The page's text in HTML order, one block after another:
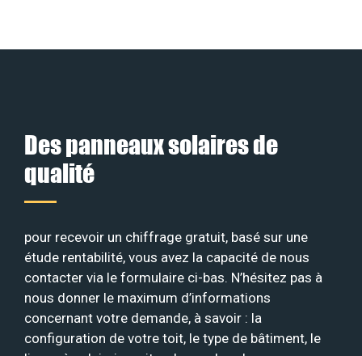
Des panneaux solaires de
qualité
pour recevoir un chiffrage gratuit, basé sur une
étude rentabilité, vous avez la capacité de nous
contacter via le formulaire ci-bas. N’hésitez pas à
nous donner le maximum d’informations
concernant votre demande, à savoir : la
configuration de votre toit, le type de bâtiment, le